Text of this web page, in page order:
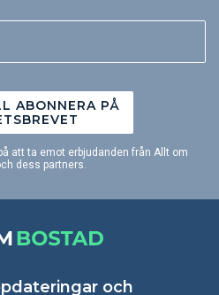
ABONNERA PÅ
att ta emot erbjudanden från Allt om
dess partners.
och